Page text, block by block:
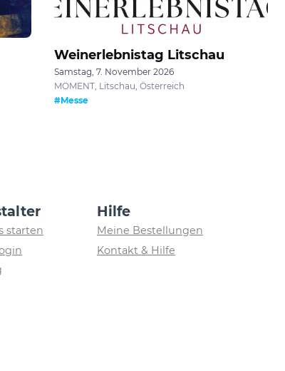
Weinerlebnistag Litschau
Samstag, 7. November 2026
MOMENT, Litschau, Österreich
#Messe
starten
Hilfe
Meine Bestellungen
Kontakt & Hilfe